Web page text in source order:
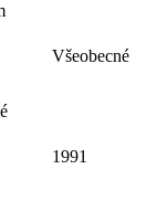
Všeobecné
1991